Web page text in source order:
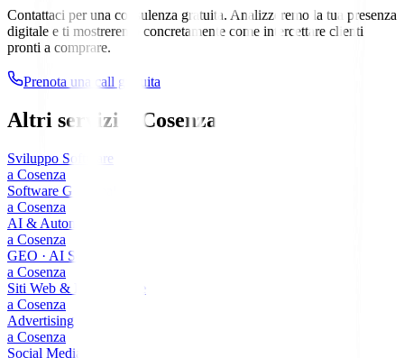
Contattaci per una consulenza gratuita. Analizzeremo la tua presenza
digitale e ti mostreremo concretamente come intercettare clienti
pronti a comprare.
Prenota una call gratuita
Altri servizi a Cosenza
Sviluppo Software
a Cosenza
Software Gestionali
a Cosenza
AI & Automazione
a Cosenza
GEO · AI Search
a Cosenza
Siti Web & E-commerce
a Cosenza
Advertising
a Cosenza
Social Media